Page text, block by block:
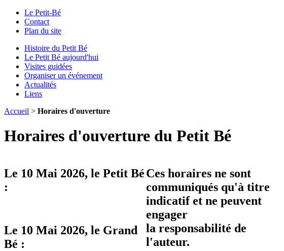
Le Petit-Bé
Contact
Plan du site
Histoire du Petit Bé
Le Petit Bé aujourd'hui
Visites guidées
Organiser un événement
Actualités
Liens
Accueil > Horaires d'ouverture
Horaires d'ouverture du Petit Bé
Le 10 Mai 2026, le Petit Bé
:
Le 10 Mai 2026, le Grand
Bé :
Ces horaires ne sont
communiqués qu'à titre
indicatif et ne peuvent
engager
la responsabilité de
l'auteur.